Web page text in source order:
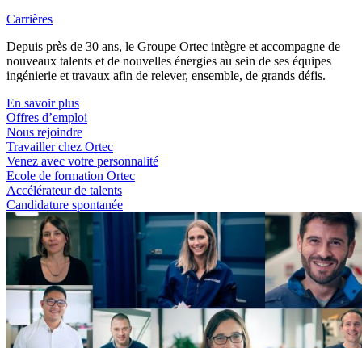
Carrières
Depuis près de 30 ans, le Groupe Ortec intègre et accompagne de
nouveaux talents et de nouvelles énergies au sein de ses équipes
ingénierie et travaux afin de relever, ensemble, de grands défis.
En savoir plus
Offres d’emploi
Nous rejoindre
Travailler chez Ortec
Venez avec votre personnalité
Ecole de formation Ortec
Accélérateur de talents
Candidature spontanée